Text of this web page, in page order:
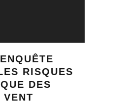
RISQUES
DES
VENT